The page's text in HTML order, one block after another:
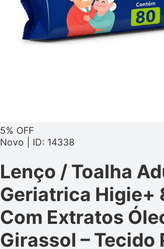
5% OFF
Novo | ID: 14338
Lenço / Toalha
Geriatrica Higie+
Com Extratos
Girassol – Tecido